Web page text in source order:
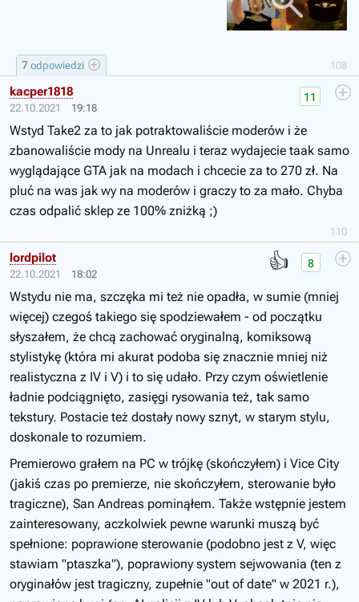
108
7 odpowiedzi
22.10.2021 19:18
110
11
kacper1818
Wstyd Take2 za to jak potraktowaliście moderów i że
zbanowaliście mody na Unrealu i teraz wydajecie taak samo
wyglądające GTA jak na modach i chcecie za to 270 zł. Na
pluć na was jak wy na moderów i graczy to za mało. Chyba
czas odpalić sklep ze 100% zniżką ;)
22.10.2021 18:02
👍 8
lordpilot
Wstydu nie ma, szczęka mi też nie opadła, w sumie (mniej
więcej) czegoś takiego się spodziewałem - od początku
słyszałem, że chcą zachować oryginalną, komiksową
stylistykę (która mi akurat podoba się znacznie mniej niż
realistyczna z IV i V) i to się udało. Przy czym oświetlenie
ładnie podciągnięto, zasięgi rysowania też, tak samo
tekstury. Postacie też dostały nowy sznyt, w starym stylu,
doskonale to rozumiem.
Premierowo grałem na PC w trójkę (skończyłem) i Vice City
(jakiś czas po premierze, nie skończyłem, sterowanie było
tragiczne), San Andreas pominąłem. Także wstępnie jestem
zainteresowany, aczkolwiek pewne warunki muszą być
spełnione: poprawione sterowanie (podobno jest z V, więc
stawiam "ptaszka"), poprawiony system sejwowania (ten z
oryginałów jest tragiczny, zupełnie "out of date" w 2021 r.),